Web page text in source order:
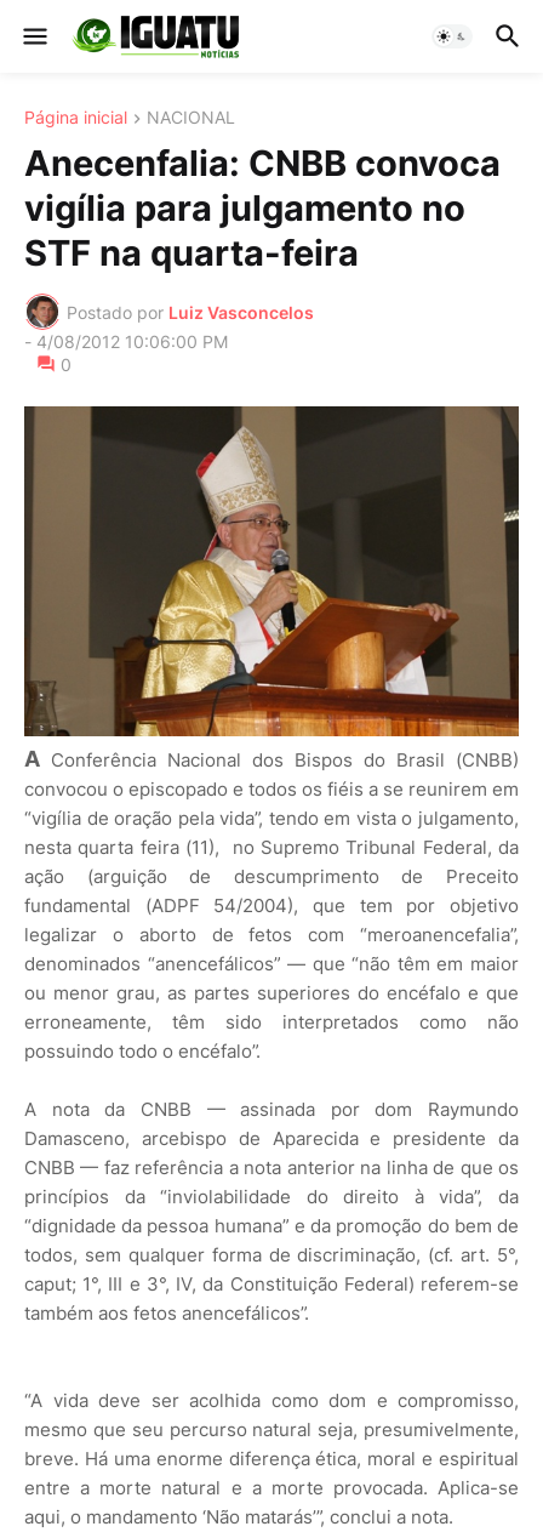
Página inicial NACIONAL
Anecenfalia: CNBB convoca
vigília para julgamento no
STF na quarta-feira
Postado por Luiz Vasconcelos
- 4/08/2012 10:06:00 PM
0
A Conferência Nacional dos Bispos do Brasil (CNBB)
convocou o episcopado e todos os fiéis a se reunirem em
“vigília de oração pela vida”, tendo em vista o julgamento,
nesta quarta feira (11), no Supremo Tribunal Federal, da
ação (arguição de descumprimento de Preceito
fundamental (ADPF 54/2004), que tem por objetivo
legalizar o aborto de fetos com “meroanencefalia”,
denominados “anencefálicos” — que “não têm em maior
ou menor grau, as partes superiores do encéfalo e que
erroneamente, têm sido interpretados como não
possuindo todo o encéfalo”.
A nota da CNBB — assinada por dom Raymundo
Damasceno, arcebispo de Aparecida e presidente da
CNBB — faz referência a nota anterior na linha de que os
princípios da “inviolabilidade do direito à vida”, da
“dignidade da pessoa humana” e da promoção do bem de
todos, sem qualquer forma de discriminação, (cf. art. 5°,
caput; 1°, III e 3°, IV, da Constituição Federal) referem-se
também aos fetos anencefálicos”.
“A vida deve ser acolhida como dom e compromisso,
mesmo que seu percurso natural seja, presumivelmente,
breve. Há uma enorme diferença ética, moral e espiritual
entre a morte natural e a morte provocada. Aplica-se
aqui, o mandamento ‘Não matarás’”, conclui a nota.